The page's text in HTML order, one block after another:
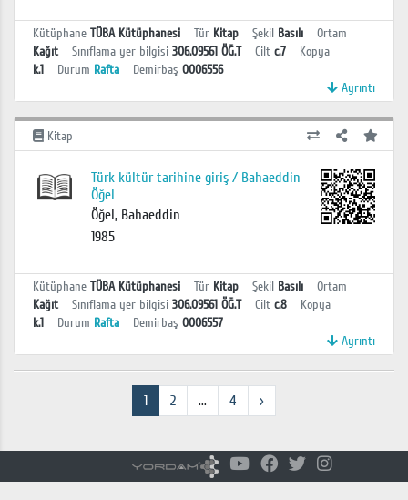
Kütüphane TÜBA Kütüphanesi Tür Kitap Şekil Basılı
Ortam
Kağıt
Sınıflama yer bilgisi 306.09561 ÖĞ.T Cilt c.7
Kopya
k.1
Durum Rafta Demirbaş 0006556
Ayrıntı
Kitap
Türk kültür tarihine giriş / Bahaeddin
Öğel
Öğel, Bahaeddin
1985
Kütüphane TÜBA Kütüphanesi Tür Kitap Şekil Basılı
Ortam
Kağıt
Sınıflama yer bilgisi 306.09561 ÖĞ.T Cilt c.8
Kopya
k.1
Durum Rafta Demirbaş 0006557
Ayrıntı
1 2 ... 4 ›